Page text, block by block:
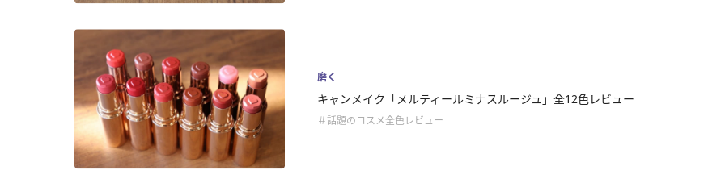
磨く
キャンメイク「メルティールミナスルージュ」全12色レビュー
＃話題のコスメ全色レビュー